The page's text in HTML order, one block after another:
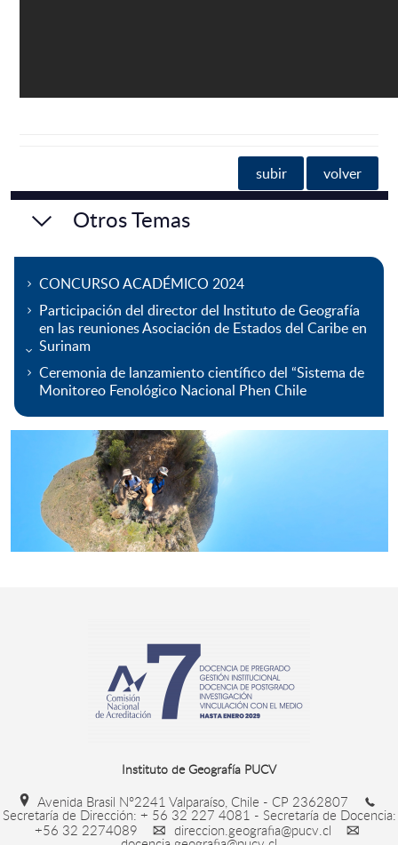
subir volver
Otros Temas
CONCURSO ACADÉMICO 2024
Participación del director del Instituto de Geografía
en las reuniones Asociación de Estados del Caribe en
Surinam
Ceremonia de lanzamiento científico del “Sistema de
Monitoreo Fenológico Nacional Phen Chile
Instituto de Geografía PUCV
Avenida Brasil N°2241 Valparaíso, Chile - CP 2362807
Secretaría de Dirección: + 56 32 227 4081 - Secretaría de Docencia:
+56 32 2274089
direccion.geografia@pucv.cl